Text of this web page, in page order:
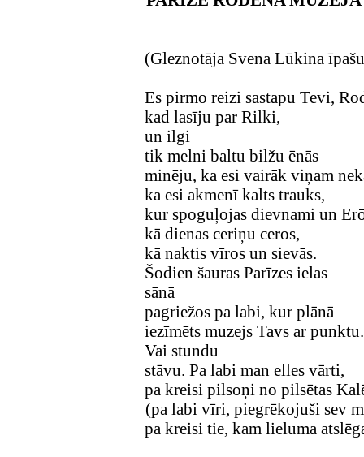
(Gleznotāja Svena Lūkina
Es pirmo reizi sastapu Tevi,
kad lasīju par Rilki,
un ilgi
tik melni baltu bilžu ēnās
minēju, ka esi vairāk viņam
ka esi akmenī kalts trauks,
kur spoguļojas dievnami un
kā dienas ceriņu ceros,
kā naktis vīros un sievās.
Šodien šauras Parīzes ielas
sānā
pagriežos pa labi, kur plānā
iezīmēts muzejs Tavs ar punktu.
Vai stundu
stāvu. Pa labi man elles vārti,
pa kreisi pilsoņi no pilsētas
(pa labi vīri, piegrēkojuši sev
pa kreisi tie, kam lieluma